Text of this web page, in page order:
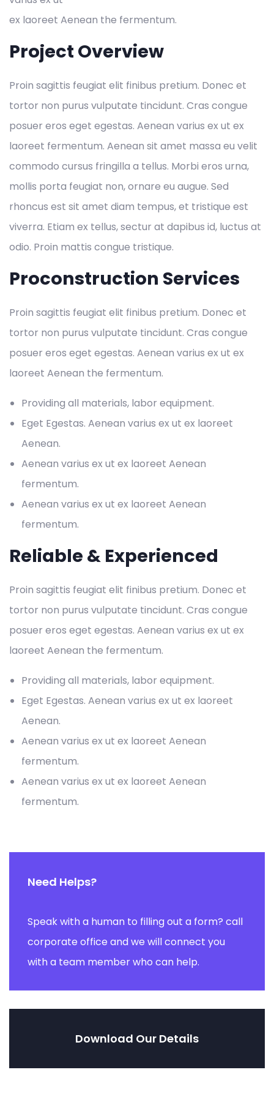
ex laoreet Aenean the fermentum.
Project Overview
Proin sagittis feugiat elit finibus pretium. Donec et
tortor non purus vulputate tincidunt. Cras congue
posuer eros eget egestas. Aenean varius ex ut ex
laoreet fermentum. Aenean sit amet massa eu velit
commodo cursus fringilla a tellus. Morbi eros urna,
mollis porta feugiat non, ornare eu augue. Sed
rhoncus est sit amet diam tempus, et tristique est
viverra. Etiam ex tellus, sectur at dapibus id, luctus at
odio. Proin mattis congue tristique.
Proconstruction Services
Proin sagittis feugiat elit finibus pretium. Donec et
tortor non purus vulputate tincidunt. Cras congue
posuer eros eget egestas. Aenean varius ex ut ex
laoreet Aenean the fermentum.
Providing all materials, labor equipment.
Eget Egestas. Aenean varius ex ut ex laoreet
Aenean.
Aenean varius ex ut ex laoreet Aenean
fermentum.
Aenean varius ex ut ex laoreet Aenean
fermentum.
Reliable & Experienced
Proin sagittis feugiat elit finibus pretium. Donec et
tortor non purus vulputate tincidunt. Cras congue
posuer eros eget egestas. Aenean varius ex ut ex
laoreet Aenean the fermentum.
Providing all materials, labor equipment.
Eget Egestas. Aenean varius ex ut ex laoreet
Aenean.
Aenean varius ex ut ex laoreet Aenean
fermentum.
Aenean varius ex ut ex laoreet Aenean
fermentum.
Need Helps?
Speak with a human to filling out a form? call
corporate office and we will connect you
with a team member who can help.
Download Our Details